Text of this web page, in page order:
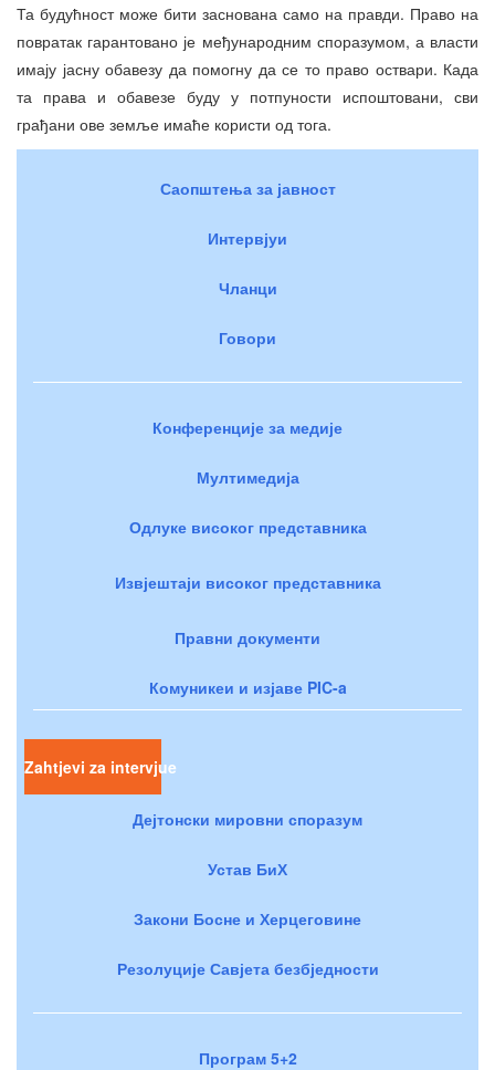
Та будућност може бити заснована само на правди. Право на
повратак гарантовано је међународним споразумом, а власти
имају јасну обавезу да помогну да се то право оствари. Када
та права и обавезе буду у потпуности испоштовани, сви
грађани ове земље имаће користи од тога.
Саопштења за јавност
Интервјуи
Чланци
Говори
Конференције за медије
Мултимедија
Одлуке високог представника
Извјештаји високог представника
Правни документи
Комуникеи и изјаве PIC-a
Zahtjevi za intervjue
Дејтонски мировни споразум
Устав БиХ
Закони Босне и Херцеговине
Резолуције Савјета безбједности
Програм 5+2